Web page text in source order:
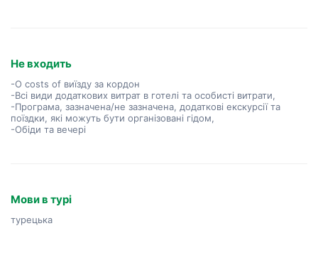
Не входить
-О costs of виїзду за кордон
-Всі види додаткових витрат в готелі та особисті витрати,
-Програма, зазначена/не зазначена, додаткові екскурсії та
поїздки, які можуть бути організовані гідом,
-Обіди та вечері
Мови в турі
турецька